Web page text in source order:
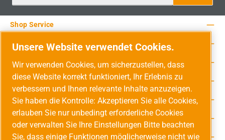
Service-Hotline
Shop Service
Rechtliche Hinweise
Unsere Vorteile
Versandarten
Zahlungsarten
Adresse
Unsere Website verwendet Cookies.
Wir verwenden Cookies, um sicherzustellen, dass
diese Website korrekt funktioniert, Ihr Erlebnis zu
verbessern und Ihnen relevante Inhalte anzuzeigen.
Sie haben die Kontrolle: Akzeptieren Sie alle Cookies,
erlauben Sie nur unbedingt erforderliche Cookies
oder verwalten Sie Ihre Einstellungen Bitte beachten
Sie, dass einige Funktionen möglicherweise nicht wie